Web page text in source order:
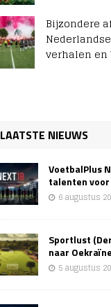
Bijzondere
verhalen en
LAATSTE NIEUWS
VoetbalPlus
talenten
6 augustus
Sportlust
naar
5 augustus